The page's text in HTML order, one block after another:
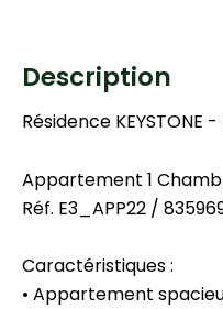
Description
Résidence KEYSTONE
Appartement 1
Réf. E3_APP22 /
Caractéristiques :
• Appartement